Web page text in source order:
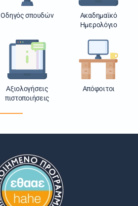
Οδηγός σπουδών
Ακαδημαϊκό
Ημερολόγιο
Αξιολογήσεις
πιστοποιήσεις
Απόφοιτοι